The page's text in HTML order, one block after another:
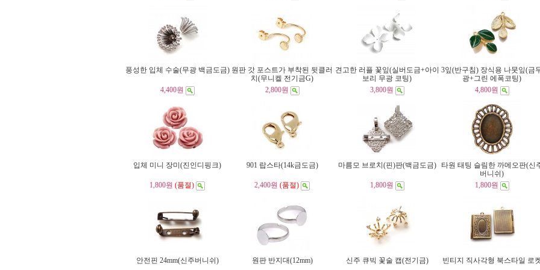
풍성한 입체 수술(무광 백금도금)
4,400원
원판 갓 포스트가 부착된 뒷클러
치(무니켈 전기금G)
2,800원
견고한 러플 꽃잎(실버도금+아이
보리 무광 코팅)
3,800원
3잎(반구침) 장식용 나뭇잎(금
광+그린 에폭코팅)
4,800원
입체 미니 장미(진인디핑크)
1,800원 (품절)
901 랍스타(14k금도금)
2,400원 (품절)
마름모 브로치(핀)판(백금도금)
1,800원
타원 태팅 슬림한 까메오판(신
버니쉬)
1,800원
안전핀 24mm(신주버니쉬) 원판 반지대(12mm) 신주 큐빅 꽃술 캡(전기금) 빈티지 직사각형 북스타일 로